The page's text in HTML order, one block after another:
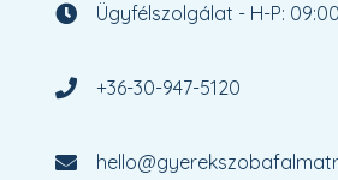
Ügyfélszolgálat - H-P:
+36-30-947-5120